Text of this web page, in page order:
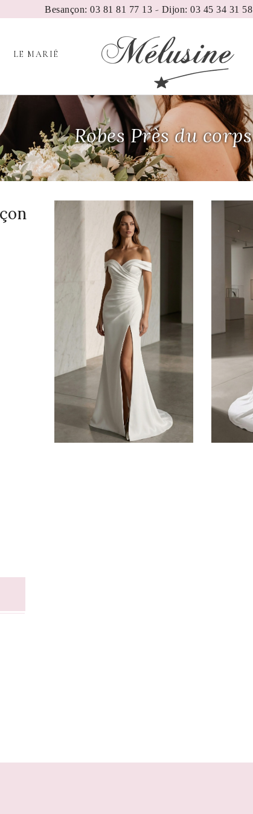
Besançon: 03 81 81 77 13 - Dijon: 03 45 34 31 58
LE MARIÉ
Robes Près du corps